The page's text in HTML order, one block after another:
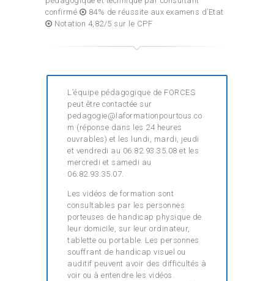
confirmé
84% de réussite aux examens d’Etat
Notation 4,82/5 sur le CPF
L’équipe pédagogique de FORCES
peut être contactée sur
pedagogie@laformationpourtous.co
m (réponse dans les 24 heures
ouvrables) et les lundi, mardi, jeudi
et vendredi au 06.82.93.35.08 et les
mercredi et samedi au
06.82.93.35.07.
Les vidéos de formation sont
consultables par les personnes
porteuses de handicap physique de
leur domicile, sur leur ordinateur,
tablette ou portable. Les personnes
souffrant de handicap visuel ou
auditif peuvent avoir des difficultés à
voir ou à entendre les vidéos.